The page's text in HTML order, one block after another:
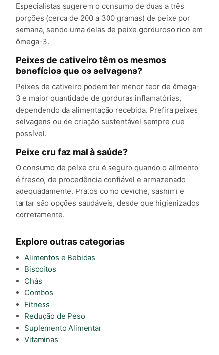
Especialistas sugerem o consumo de duas a três
porções (cerca de 200 a 300 gramas) de peixe por
semana, sendo uma delas de peixe gorduroso rico em
ômega-3.
Peixes de cativeiro têm os mesmos
benefícios que os selvagens?
Peixes de cativeiro podem ter menor teor de ômega-
3 e maior quantidade de gorduras inflamatórias,
dependendo da alimentação recebida. Prefira peixes
selvagens ou de criação sustentável sempre que
possível.
Peixe cru faz mal à saúde?
O consumo de peixe cru é seguro quando o alimento
é fresco, de procedência confiável e armazenado
adequadamente. Pratos como ceviche, sashimi e
tartar são opções saudáveis, desde que higienizados
corretamente.
Explore outras categorias
Alimentos e Bebidas
Biscoitos
Chás
Combos
Fitness
Redução de Peso
Suplemento Alimentar
Vitaminas